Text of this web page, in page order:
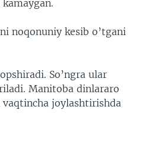
noqonuniy kesib o’tgani
So’ngra ular
Manitoba dinlararo
joylashtirishda